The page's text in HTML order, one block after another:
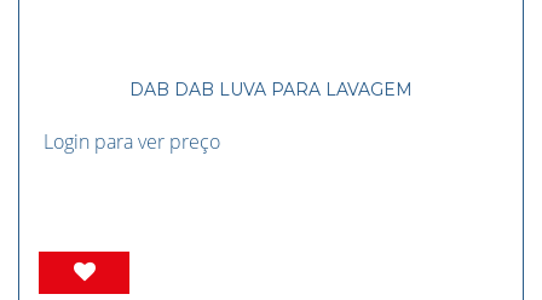
DAB DAB LUVA PARA LAVAGEM
Login para ver preço